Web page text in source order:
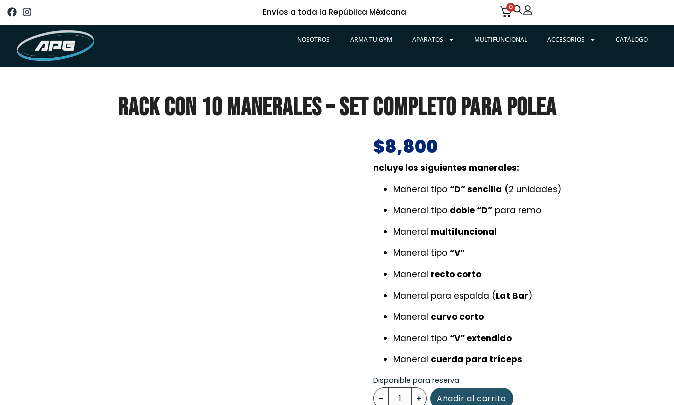
Envíos a toda la República Méxicana 0
NOSOTROS ARMA TU GYM APARATOS MULTIFUNCIONAL ACCESORIOS CATÁLOGO
RACK CON 10 MANERALES – SET COMPLETO PARA POLEA
$8,800
ncluye los siguientes manerales:
Maneral tipo “D” sencilla (2 unidades)
Maneral tipo doble “D” para remo
Maneral multifuncional
Maneral tipo “V”
Maneral recto corto
Maneral para espalda (Lat Bar)
Maneral curvo corto
Maneral tipo “V” extendido
Maneral cuerda para tríceps
Disponible para reserva
Añadir al carrito